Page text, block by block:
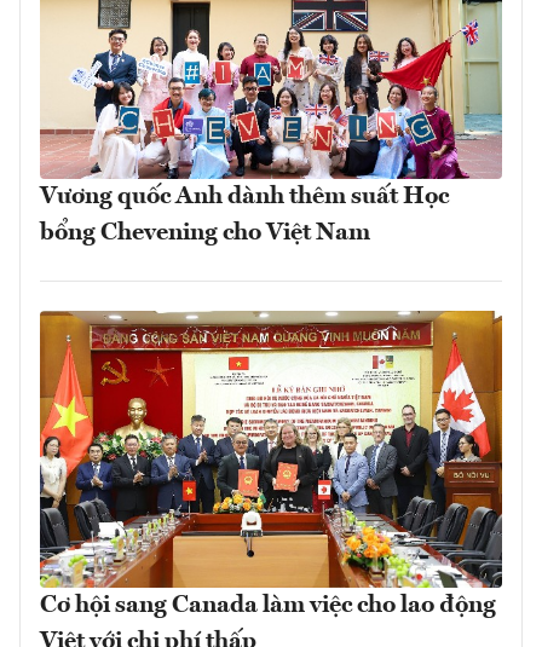
Vương quốc Anh dành thêm suất Học
bổng Chevening cho Việt Nam
Cơ hội sang Canada làm việc cho lao động